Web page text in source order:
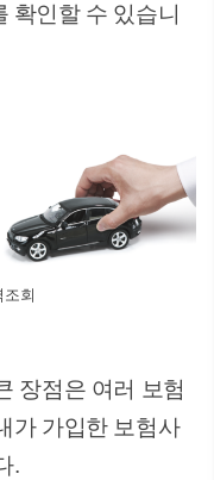
확인할 수 있습니
회
장점은 여러 보험
가 가입한 보험사
.